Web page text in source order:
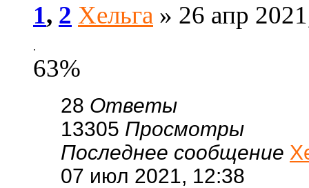
1, 2 Хельга » 26 апр
.
63%
28 Ответы
13305 Просмотры
Последнее сообщение
07 июл 2021, 12:38